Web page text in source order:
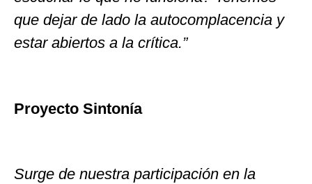
que dejar de lado la autocomplacencia y
estar abiertos a la crítica.”
Proyecto Sintonía
Surge de nuestra participación en la